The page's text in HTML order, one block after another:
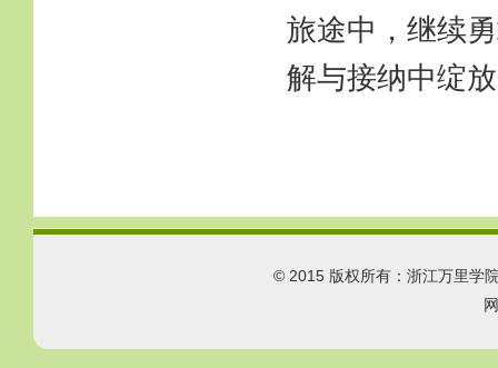
旅途中，继续
解与接纳中绽
© 2015 版权所有：浙江万里学